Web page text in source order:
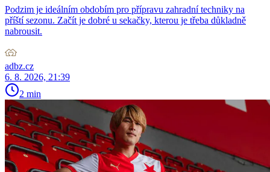
Podzim je ideálním obdobím pro přípravu zahradní techniky na
příští sezonu. Začít je dobré u sekačky, kterou je třeba důkladně
nabrousit.
adbz.cz
6. 8. 2026, 21:39
2 min